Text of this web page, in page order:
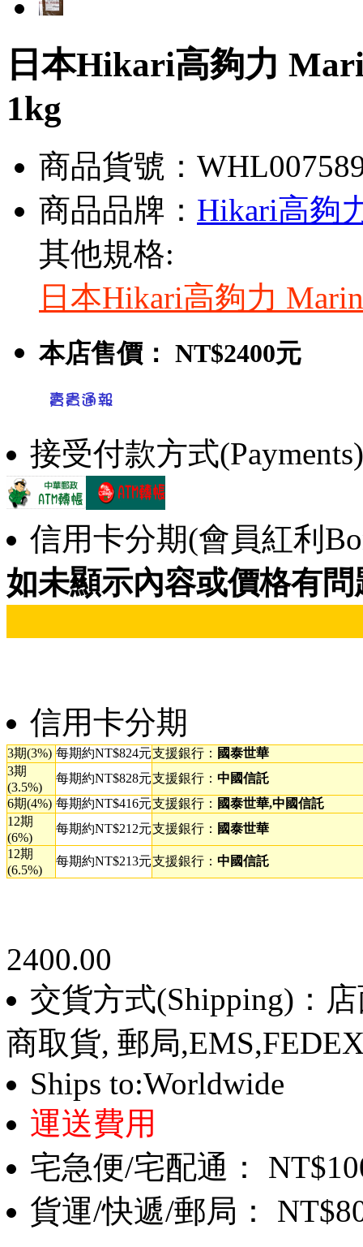
日本Hikari高夠力
1kg
商品貨號：
商品品牌： Hikari高夠
其他規格:
日本Hikari高夠力
本店售價： NT$2400元
接受付款方式
信用卡分期(會員紅利
如未顯示內容或價格有
信用卡分期
3期(3%) 每期約NT$824元支援銀行： 國泰世華
3期
(3.5%)
每期約NT$828元支援銀行： 中國信託
6期(4%) 每期約NT$416元支援銀行： 國泰世華,中國信託
12期
(6%)
每期約NT$212元支援銀行： 國泰世華
12期
(6.5%)
每期約NT$213元支援銀行： 中國信託
2400.00
交貨方式(Shipping)：
商取貨, 郵局
Ships to:Worldwide
運送費用
宅急便/宅配通：
貨運/快遞/郵局：